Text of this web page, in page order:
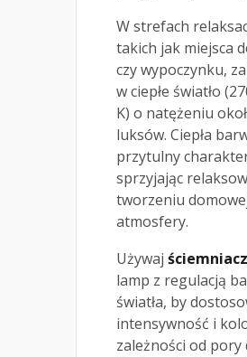
W strefach
takich jak miejsca
czy wypoczynku,
w ciepłe światło
K) o natężeniu
luksów. Ciepła
przytulny
sprzyjając
tworzeniu
atmosfery.
Używaj
lamp z regulacją
światła, by
intensywność i
zależności od pory